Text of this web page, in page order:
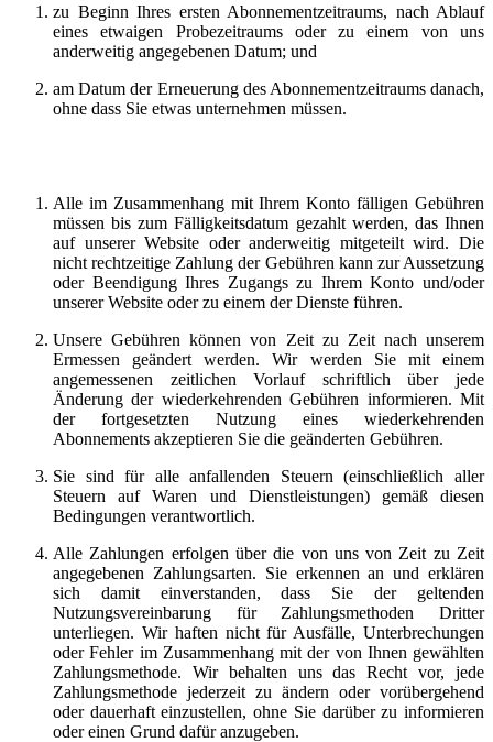
zu Beginn Ihres ersten Abonnementzeitraums, nach Ablauf
eines etwaigen Probezeitraums oder zu einem von uns
anderweitig angegebenen Datum; und
am Datum der Erneuerung des Abonnementzeitraums danach,
ohne dass Sie etwas unternehmen müssen.
Alle im Zusammenhang mit Ihrem Konto fälligen Gebühren
müssen bis zum Fälligkeitsdatum gezahlt werden, das Ihnen
auf unserer Website oder anderweitig mitgeteilt wird. Die
nicht rechtzeitige Zahlung der Gebühren kann zur Aussetzung
oder Beendigung Ihres Zugangs zu Ihrem Konto und/oder
unserer Website oder zu einem der Dienste führen.
Unsere Gebühren können von Zeit zu Zeit nach unserem
Ermessen geändert werden. Wir werden Sie mit einem
angemessenen zeitlichen Vorlauf schriftlich über jede
Änderung der wiederkehrenden Gebühren informieren. Mit
der fortgesetzten Nutzung eines wiederkehrenden
Abonnements akzeptieren Sie die geänderten Gebühren.
Sie sind für alle anfallenden Steuern (einschließlich aller
Steuern auf Waren und Dienstleistungen) gemäß diesen
Bedingungen verantwortlich.
Alle Zahlungen erfolgen über die von uns von Zeit zu Zeit
angegebenen Zahlungsarten. Sie erkennen an und erklären
sich damit einverstanden, dass Sie der geltenden
Nutzungsvereinbarung für Zahlungsmethoden Dritter
unterliegen. Wir haften nicht für Ausfälle, Unterbrechungen
oder Fehler im Zusammenhang mit der von Ihnen gewählten
Zahlungsmethode. Wir behalten uns das Recht vor, jede
Zahlungsmethode jederzeit zu ändern oder vorübergehend
oder dauerhaft einzustellen, ohne Sie darüber zu informieren
oder einen Grund dafür anzugeben.